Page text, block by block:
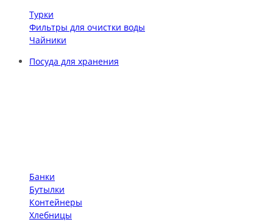
Турки
Фильтры для очистки воды
Чайники
Посуда для хранения
Банки
Бутылки
Контейнеры
Хлебницы